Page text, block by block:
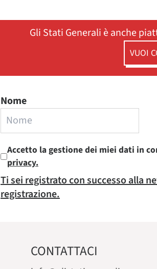
Gli Stati Generali è anche
VUOI
Nome
Accetto la gestione dei miei dati in
privacy.
Ti sei registrato con successo alla
registrazione.
CONTATTACI